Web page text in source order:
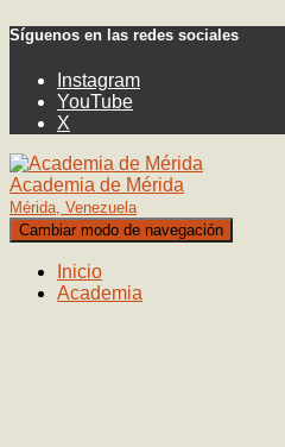
Síguenos en las redes sociales
Instagram
YouTube
X
Academia de Mérida
Mérida, Venezuela
Cambiar modo de navegación
Inicio
Academia